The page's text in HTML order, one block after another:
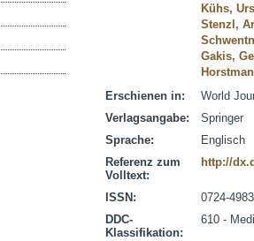
Kühs,
Stenzl,
Gakis,
Erschienen in:
World
Verlagsangabe:
Springer
Sprache:
Englisch
Referenz zum
Volltext:
http://
ISSN:
0724-4983
DDC-
Klassifikation:
610 -